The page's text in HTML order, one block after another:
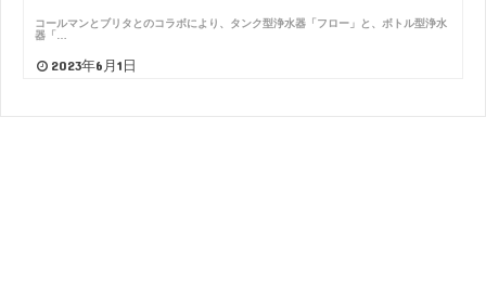
コールマンとブリタとのコラボにより、タンク型浄水器「フロー」と、ボトル型浄水
器「…
2023年6月1日